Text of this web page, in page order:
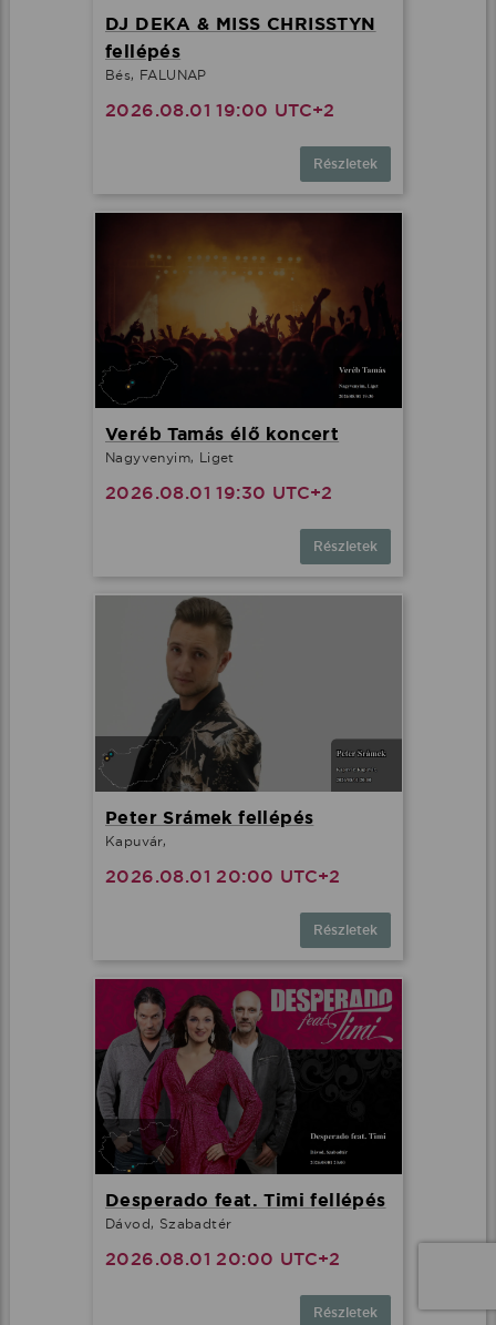
DJ DEKA & MISS CHRISSTYN
fellépés
Bés, FALUNAP
2026.08.01 19:00 UTC+2
Részletek
Veréb Tamás élő koncert
Nagyvenyim, Liget
2026.08.01 19:30 UTC+2
Részletek
Peter Srámek fellépés
Kapuvár,
2026.08.01 20:00 UTC+2
Részletek
Desperado feat. Timi fellépés
Dávod, Szabadtér
2026.08.01 20:00 UTC+2
Részletek